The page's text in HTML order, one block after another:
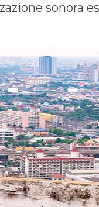
sonora